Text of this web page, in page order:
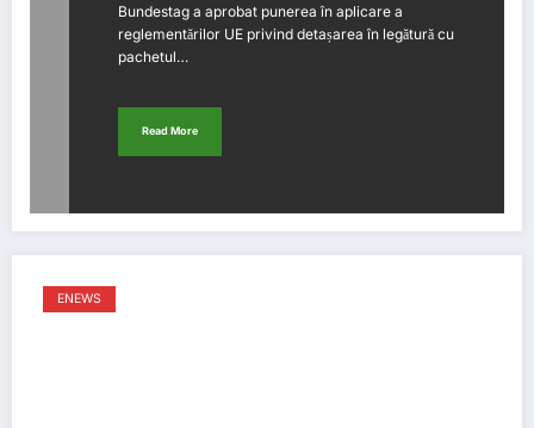
Bundestag a aprobat punerea în aplicare a
reglementărilor UE privind detașarea în legătură cu
pachetul…
Read More
ENEWS